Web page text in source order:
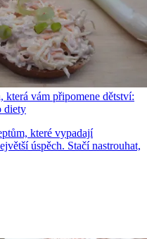
která vám připomene dětství:
diety
které vypadají
úspěch. Stačí nastrouhat,